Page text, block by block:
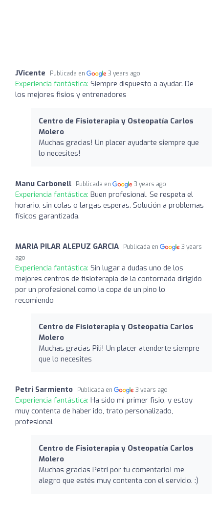
JVicente Publicada en 3 years ago
Experiencia fantástica: Siempre dispuesto a ayudar. De
los mejores fisios y entrenadores
Centro de Fisioterapia y Osteopatía Carlos
Molero
Muchas gracias! Un placer ayudarte siempre que
lo necesites!
Manu Carbonell Publicada en 3 years ago
Experiencia fantástica: Buen profesional. Se respeta el
horario, sin colas o largas esperas. Solución a problemas
físicos garantizada.
MARIA PILAR ALEPUZ GARCIA Publicada en
3 years
ago
Experiencia fantástica: Sin lugar a dudas uno de los
mejores centros de fisioterapia de la contornada dirigido
por un profesional como la copa de un pino lo
recomiendo
Centro de Fisioterapia y Osteopatía Carlos
Molero
Muchas gracias Pili! Un placer atenderte siempre
que lo necesites
Petri Sarmiento Publicada en 3 years ago
Experiencia fantástica: Ha sido mi primer fisio, y estoy
muy contenta de haber ido, trato personalizado,
profesional
Centro de Fisioterapia y Osteopatía Carlos
Molero
Muchas gracias Petri por tu comentario! me
alegro que estés muy contenta con el servicio. :)